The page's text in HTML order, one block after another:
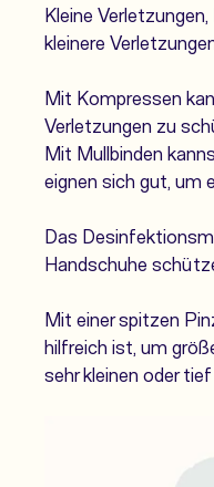
Kleine
kleinere
Mit Kompressen
Verletzungen zu
Mit Mullbinden
eignen sich gut, um
Das
Handschuhe
Mit einerspitzen
hilfreich ist, um
sehr kleinen oder